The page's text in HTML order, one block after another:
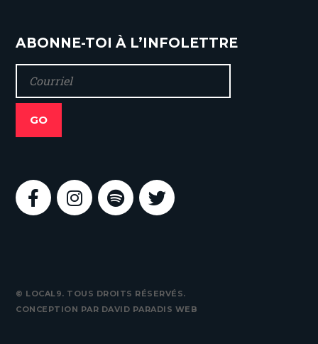
ABONNE-TOI À L’INFOLETTRE
© LOCAL9. TOUS DROITS RÉSERVÉS.
CONCEPTION PAR DAVID PARADIS WEB